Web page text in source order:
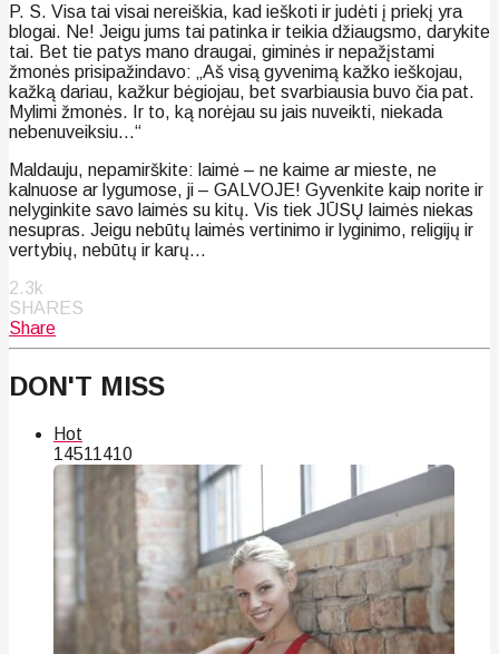
P. S. Visa tai visai nereiškia, kad ieškoti ir judėti į priekį yra
blogai. Ne! Jeigu jums tai patinka ir teikia džiaugsmo, darykite
tai. Bet tie patys mano draugai, giminės ir nepažįstami
žmonės prisipažindavo: „Aš visą gyvenimą kažko ieškojau,
kažką dariau, kažkur bėgiojau, bet svarbiausia buvo čia pat.
Mylimi žmonės. Ir to, ką norėjau su jais nuveikti, niekada
nebenuveiksiu…“
Maldauju, nepamirškite: laimė – ne kaime ar mieste, ne
kalnuose ar lygumose, ji – GALVOJE! Gyvenkite kaip norite ir
nelyginkite savo laimės su kitų. Vis tiek JŪSŲ laimės niekas
nesupras. Jeigu nebūtų laimės vertinimo ir lyginimo, religijų ir
vertybių, nebūtų ir karų…
2.3k
SHARES
Share
DON'T MISS
Hot
14511410